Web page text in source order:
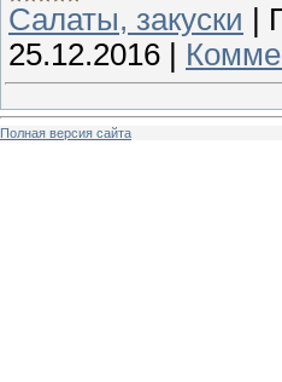
Cалаты, закуски |
25.12.2016 |
Полная версия сайта